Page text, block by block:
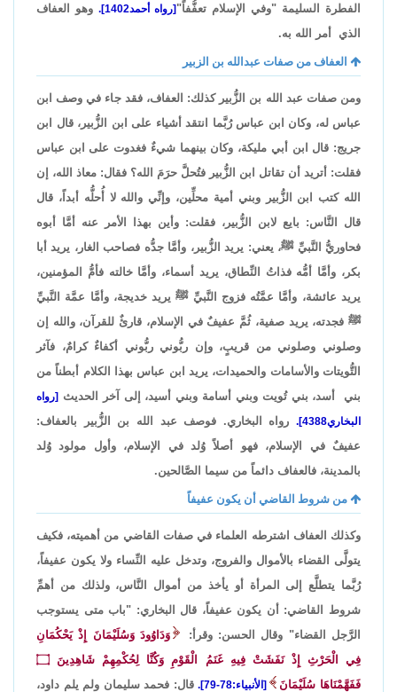
الفطرة السليمة "وفي الإسلام تعفُّفاً"[رواه أحمد1402].
وهو العفاف
الذي أمر الله به.
العفاف من صفات عبدالله بن الزبير
ومن صفات عبد الله بن الزُّبير كذلك: العفاف، فقد جاء في وصف ابن
عباس له، وكان ابن عباس رُبَّما انتقد أشياء على ابن الزُّبير، قال ابن
جريج: قال ابن أبي مليكة، وكان بينهما شيءٌ فغدوت على ابن عباس
فقلت: أتريد أن تقاتل ابن الزُّبير فتُحلَّ حرَمَ الله؟ فقال: معاذ الله، إن
الله كتب ابن الزُّبير وبني أمية محلِّين، وإنِّي والله لا أُحلُّه أبداً، قال
قال النَّاس: بايع لابن الزُّبير، فقلت: وأين بهذا الأمر عنه أمَّا أبوه
فحاوريُّ النَّبيِّ ﷺ، يعني: يريد الزُّبير، وأمَّا جدُّه فصاحب الغار، يريد أبا
بكر، وأمَّا أمُّه فذاتُ النِّطاق، يريد أسماء، وأمَّا خالته فأمُّ المؤمنين،
يريد عائشة، وأمَّا عمَّتُه فزوج النَّبيِّ ﷺ يريد خديجة، وأمَّا عمَّة النَّبيِّ
ﷺ فجدته، يريد صفية، ثُمَّ عفيفٌ في الإسلام، قارئٌ للقرآن، والله إن
وصلوني وصلوني من قريبٍ، وإن ربُّوني ربُّوني أكفاءٌ كرامٌ، فآثر
التُّويتات والأسامات والحميدات، يريد ابن عباس بهذا الكلام أبطناً من
بني أسد، بني تُويت وبني أسامة وبني أسيد، إلى آخر الحديث [رواه
البخاري4388].
رواه البخاري. فوصف عبد الله بن الزُّبير بالعفاف:
عفيفٌ في الإسلام، فهو أصلاً وُلد في الإسلام، وأول مولود وُلد
بالمدينة، فالعفاف دائماً من سيما الصَّالحين.
من شروط القاضي أن يكون عفيفاً
وكذلك العفاف اشترطه العلماء في صفات القاضي من أهميته، فكيف
يتولَّى القضاء بالأموال والفروج، وتدخل عليه النِّساء ولا يكون عفيفاً،
رُبَّما يتطلَّع إلى المرأة أو يأخذ من أموال النَّاس، ولذلك من أهمِّ
شروط القاضي: أن يكون عفيفاً، قال البخاري: "باب متى يستوجب
الرَّجل القضاء" وقال الحسن: وقرأ:
وَدَاوُودَ وَسُلَيْمَانَ إِذْ يَحْكُمَانِ
فِي الْحَرْثِ إِذْ نَفَشَتْ فِيهِ غَنَمُ الْقَوْمِ وَكُنَّا لِحُكْمِهِمْ شَاهِدِينَ ۝
فَفَهَّمْنَاهَا سُلَيْمَانَ
[الأنبياء:78-79].
قال: فحمد سليمان ولم يلم داود،